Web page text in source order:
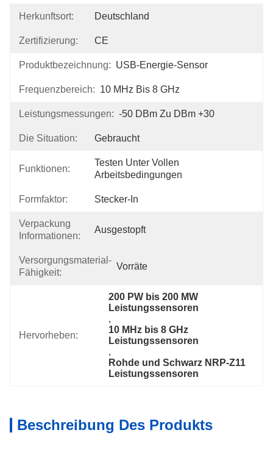
Herkunftsort: Deutschland
Zertifizierung: CE
Produktbezeichnung: USB-Energie-Sensor
Frequenzbereich: 10 MHz Bis 8 GHz
Leistungsmessungen: -50 DBm Zu DBm +30
Die Situation: Gebraucht
Funktionen:
Testen Unter Vollen
Arbeitsbedingungen
Formfaktor: Stecker-In
Verpackung
Informationen:
Ausgestopft
Versorgungsmaterial-
Fähigkeit:
Vorräte
Hervorheben:
200 PW bis 200 MW
Leistungssensoren
,
10 MHz bis 8 GHz
Leistungssensoren
,
Rohde und Schwarz NRP-Z11
Leistungssensoren
Beschreibung Des Produkts